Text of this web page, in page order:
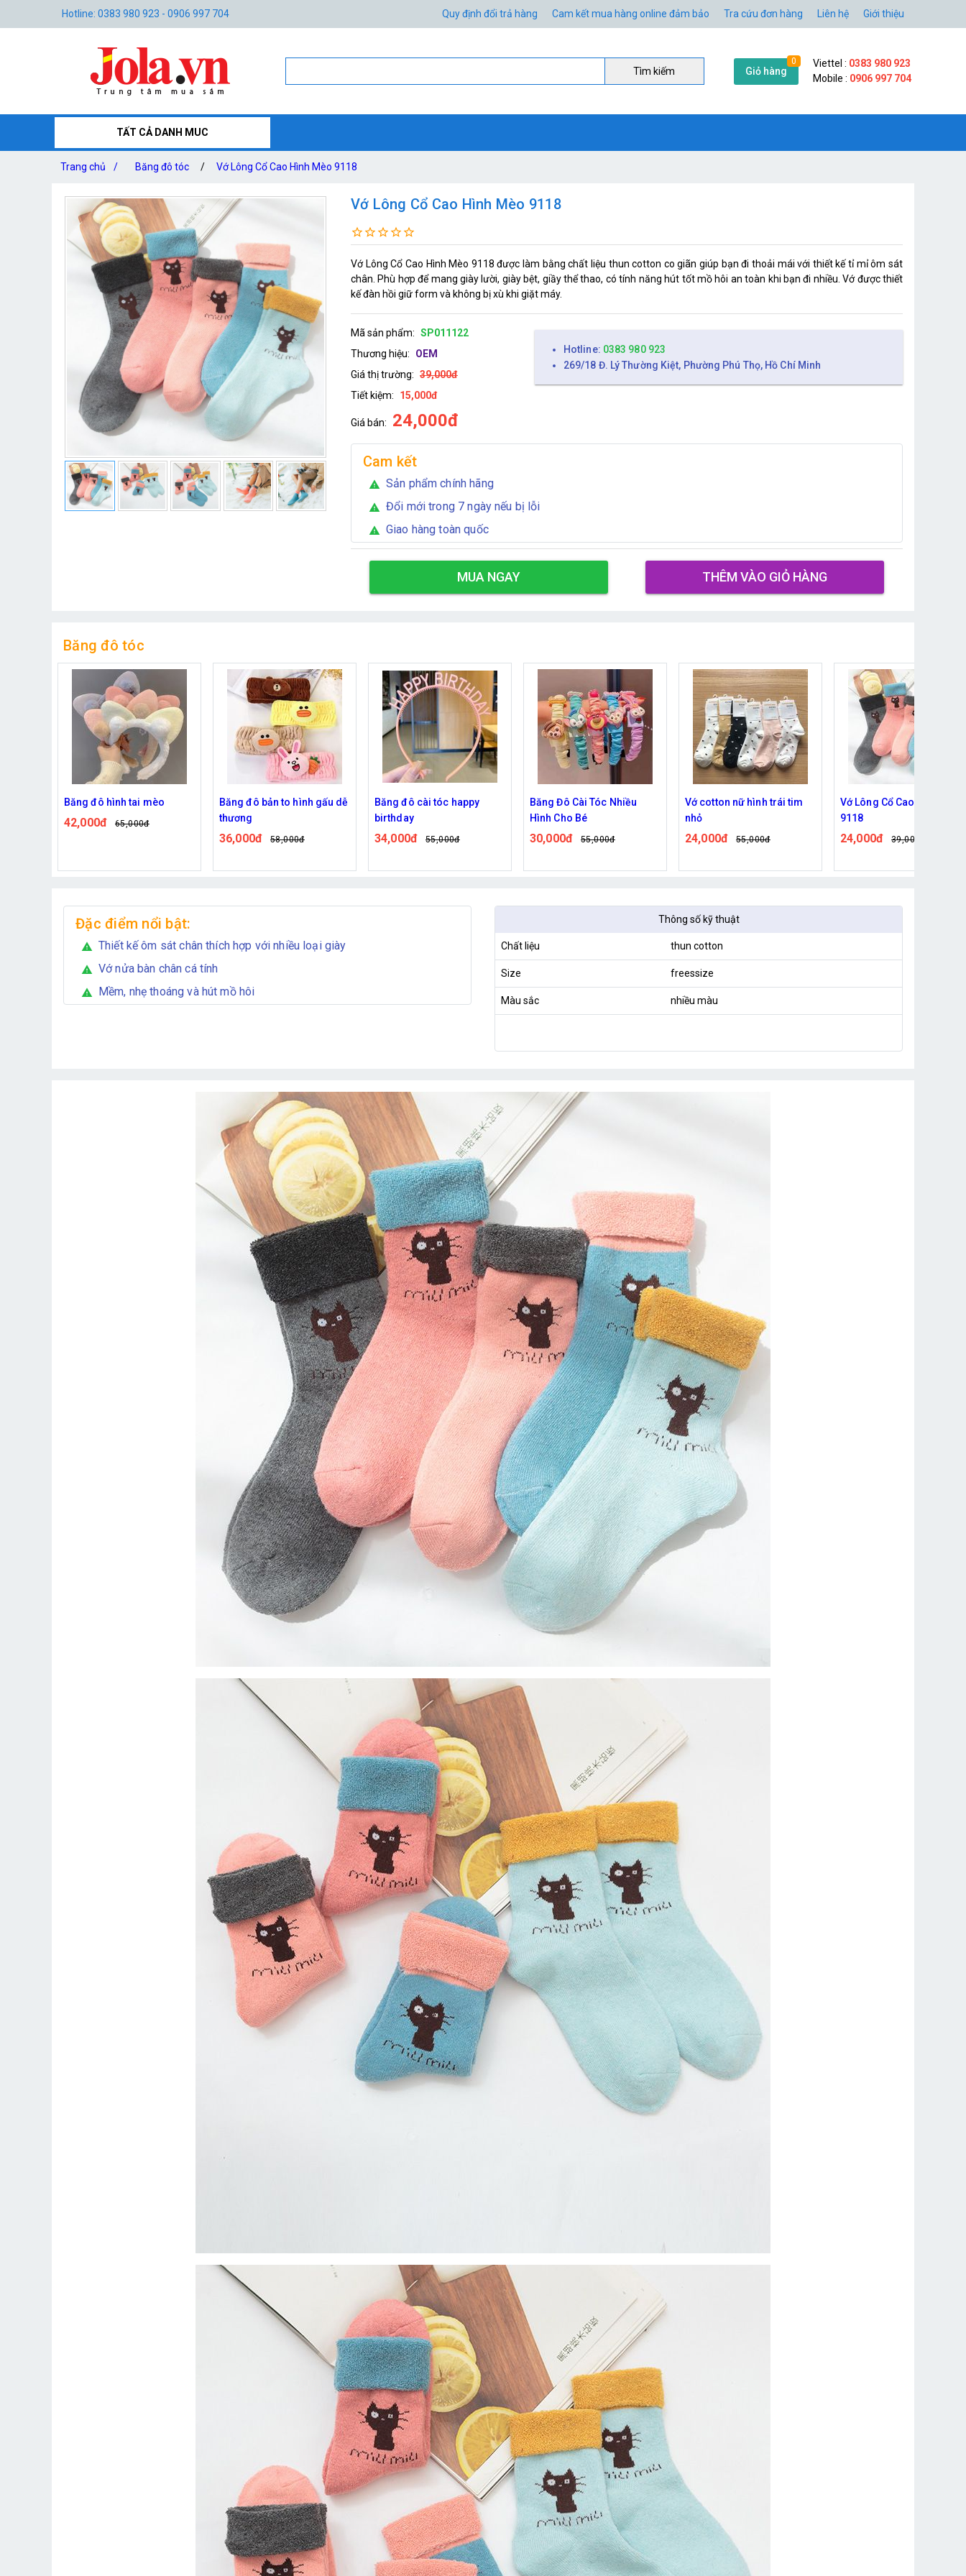
Hotline: 0383 980 923 - 0906 997 704 Quy định đổi trả hàng Cam kết mua hàng online đảm bảo Tra cứu đơn hàng Liên hệ Giới thiệu
Tìm kiếm Giỏ hàng
0 Viettel : 0383 980 923
Mobile : 0906 997 704
TẤT CẢ DANH MUC
Trang chủ / Băng đô tóc / Vớ Lông Cổ Cao Hình Mèo 9118
Vớ Lông Cổ Cao Hình Mèo 9118
Vớ Lông Cổ Cao Hình Mèo 9118 được làm bằng chất liệu thun cotton co giãn giúp bạn đi thoải mái với thiết kế tỉ mỉ ôm sát
chân. Phù hợp để mang giày lười, giày bệt, giầy thể thao, có tính năng hút tốt mồ hôi an toàn khi bạn đi nhiều. Vớ được thiết
kế đàn hồi giữ form và không bị xù khi giặt máy.
Mã sản phẩm: SP011122
Thương hiệu:
OEM
Giá thị trường: 39,000đ
Tiết kiệm:
15,000đ
Giá bán: 24,000đ
Hotline: 0383 980 923
269/18 Đ. Lý Thường Kiệt, Phường Phú Thọ, Hồ Chí Minh
Cam kết
warning Sản phẩm chính hãng
warning Đổi mới trong 7 ngày nếu bị lỗi
warning Giao hàng toàn quốc
MUA NGAY THÊM VÀO GIỎ HÀNG
Băng đô tóc
Băng đô bản to hình gấu dễ
thương
Băng đô cài tóc happy
34,000đ
Băng Đô Cài Tóc Nhiều
Hình Cho Bé
30,000đ
Vớ cotton nữ hình trái tim
nhỏ
24,000đ
Vớ Lông Cổ Cao Hình Mèo
24,000đ
Băng Đô Cài Tóc
Đặc điểm nổi bật:
warning Thiết kế ôm sát chân thích hợp với nhiều loại giày
warning Vớ nửa bàn chân cá tính
warning Mềm, nhẹ thoáng và hút mồ hôi
Thông số kỹ thuật
Chất liệu thun cotton
Size freessize
Màu sắc nhiều màu